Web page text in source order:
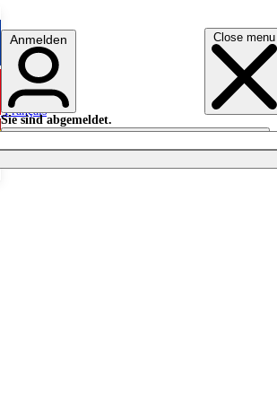
Close menu
English
Français
Anmelden
Sie sind abgemeldet.
Anmelden
Licht aus